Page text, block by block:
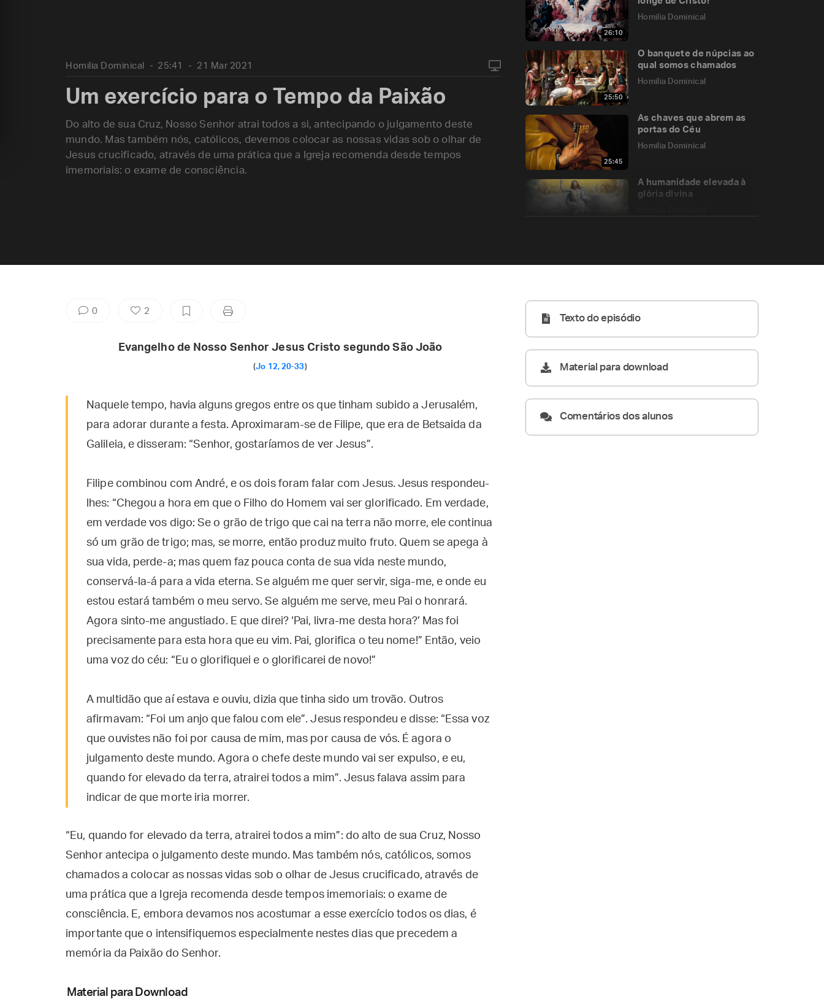
26:10
Homilia Dominical
25:50
O banquete de núpcias ao
qual somos chamados
Homilia Dominical
25:45
As chaves que abrem as
portas do Céu
Homilia Dominical
A humanidade elevada à
glória divina
Homilia Dominical 25:41 21 Mar 2021
Um exercício para o Tempo da Paixão
Do alto de sua Cruz, Nosso Senhor atrai todos a si, antecipando o julgamento deste
mundo. Mas também nós, católicos, devemos colocar as nossas vidas sob o olhar de
Jesus crucificado, através de uma prática que a Igreja recomenda desde tempos
imemoriais: o exame de consciência.
0 2
Evangelho de Nosso Senhor Jesus Cristo segundo São João
(Jo 12, 20-33)
Naquele tempo, havia alguns gregos entre os que tinham subido a Jerusalém,
para adorar durante a festa. Aproximaram-se de Filipe, que era de Betsaida da
Galileia, e disseram: “Senhor, gostaríamos de ver Jesus”.
Filipe combinou com André, e os dois foram falar com Jesus. Jesus respondeu-
lhes: “Chegou a hora em que o Filho do Homem vai ser glorificado. Em verdade,
em verdade vos digo: Se o grão de trigo que cai na terra não morre, ele continua
só um grão de trigo; mas, se morre, então produz muito fruto. Quem se apega à
sua vida, perde-a; mas quem faz pouca conta de sua vida neste mundo,
conservá-la-á para a vida eterna. Se alguém me quer servir, siga-me, e onde eu
estou estará também o meu servo. Se alguém me serve, meu Pai o honrará.
Agora sinto-me angustiado. E que direi? ‘Pai, livra-me desta hora?’ Mas foi
precisamente para esta hora que eu vim. Pai, glorifica o teu nome!” Então, veio
uma voz do céu: “Eu o glorifiquei e o glorificarei de novo!”
A multidão que aí estava e ouviu, dizia que tinha sido um trovão. Outros
afirmavam: “Foi um anjo que falou com ele”. Jesus respondeu e disse: “Essa voz
que ouvistes não foi por causa de mim, mas por causa de vós. É agora o
julgamento deste mundo. Agora o chefe deste mundo vai ser expulso, e eu,
quando for elevado da terra, atrairei todos a mim”. Jesus falava assim para
indicar de que morte iria morrer.
“Eu, quando for elevado da terra, atrairei todos a mim”: do alto de sua Cruz, Nosso
Senhor antecipa o julgamento deste mundo. Mas também nós, católicos, somos
chamados a colocar as nossas vidas sob o olhar de Jesus crucificado, através de
uma prática que a Igreja recomenda desde tempos imemoriais: o exame de
consciência. E, embora devamos nos acostumar a esse exercício todos os dias, é
importante que o intensifiquemos especialmente nestes dias que precedem a
memória da Paixão do Senhor.
Material para Download
Texto do episódio
Material para download
Comentários dos alunos